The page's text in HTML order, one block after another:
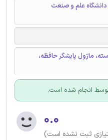
دانشگاه علم و صنعت
ماژول پایشگر حافظه،
انجام شده است.
۰.۰
ثبت نشده است)